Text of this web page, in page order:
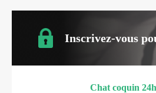
Inscrivez-vous
Chat coquin